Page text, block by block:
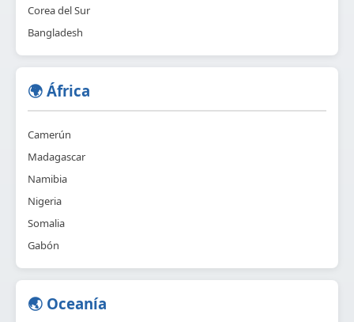
Corea del Sur
Bangladesh
🌍 África
Camerún
Madagascar
Namibia
Nigeria
Somalia
Gabón
🌏 Oceanía